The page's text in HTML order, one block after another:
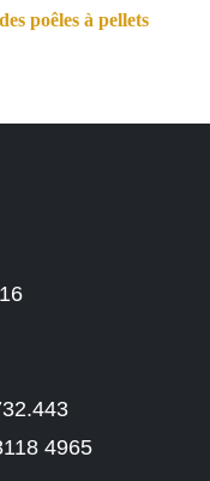
poêles à pellets
4965